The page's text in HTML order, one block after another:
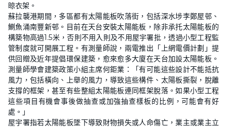
晾衣架。
蘇拉襲港期間，多區都有太陽能板吹落街，包括深水埗李鄭屋邨、
鰂魚涌南豐新邨。目前在天台安裝太陽能板，除非承托太陽能板的
構築物高過1.5米，否則不用入則及不用屋宇署批，透過小型工程監
管制度就可開展工程。有測量師說，兩電推出「上網電價計劃」提
供回贈及近年提倡環保建築，愈來愈多大廈在天台加設太陽能板。
測量師學會建築政策小組主席何鉅業：「有可能這些設計不能抵抗
風力，包括橫向、上舉的風力，導致這些構件、太陽板撕裂，脫離
支撐的框架，甚至有些整組太陽能板連同框架脫落。如果小型工程
這些項目有機會事後做抽查或加強抽查樣板的比例，可能會有好
處。」
屋宇署指若太陽能板墜下導致財物損失或人命傷亡，業主或業主立